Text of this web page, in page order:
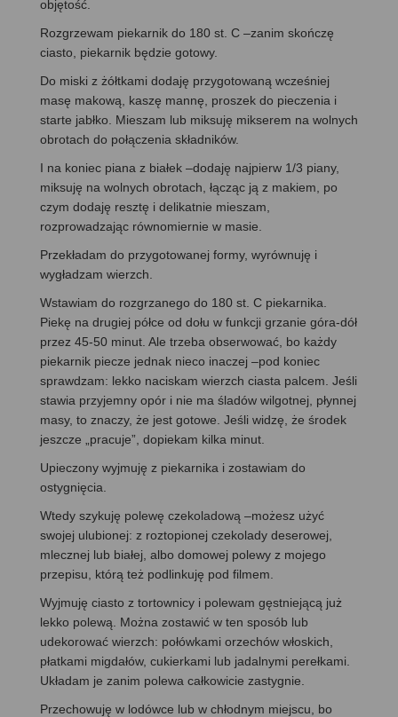
objętość.
Rozgrzewam piekarnik do 180 st. C –zanim skończę
ciasto, piekarnik będzie gotowy.
Do miski z żółtkami dodaję przygotowaną wcześniej
masę makową, kaszę mannę, proszek do pieczenia i
starte jabłko. Mieszam lub miksuję mikserem na wolnych
obrotach do połączenia składników.
I na koniec piana z białek –dodaję najpierw 1/3 piany,
miksuję na wolnych obrotach, łącząc ją z makiem, po
czym dodaję resztę i delikatnie mieszam,
rozprowadzając równomiernie w masie.
Przekładam do przygotowanej formy, wyrównuję i
wygładzam wierzch.
Wstawiam do rozgrzanego do 180 st. C piekarnika.
Piekę na drugiej półce od dołu w funkcji grzanie góra-dół
przez 45-50 minut. Ale trzeba obserwować, bo każdy
piekarnik piecze jednak nieco inaczej –pod koniec
sprawdzam: lekko naciskam wierzch ciasta palcem. Jeśli
stawia przyjemny opór i nie ma śladów wilgotnej, płynnej
masy, to znaczy, że jest gotowe. Jeśli widzę, że środek
jeszcze „pracuje”, dopiekam kilka minut.
Upieczony wyjmuję z piekarnika i zostawiam do
ostygnięcia.
Wtedy szykuję polewę czekoladową –możesz użyć
swojej ulubionej: z roztopionej czekolady deserowej,
mlecznej lub białej, albo domowej polewy z mojego
przepisu, którą też podlinkuję pod filmem.
Wyjmuję ciasto z tortownicy i polewam gęstniejącą już
lekko polewą. Można zostawić w ten sposób lub
udekorować wierzch: połówkami orzechów włoskich,
płatkami migdałów, cukierkami lub jadalnymi perełkami.
Układam je zanim polewa całkowicie zastygnie.
Przechowuję w lodówce lub w chłodnym miejscu, bo